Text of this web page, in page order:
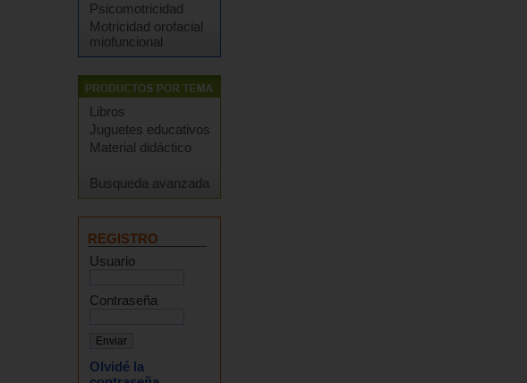
Psicomotricidad
Motricidad orofacial
miofuncional
Libros
Juguetes educativos
Material didáctico
Busqueda avanzada
REGISTRO
Usuario
Contraseña
Olvidé la